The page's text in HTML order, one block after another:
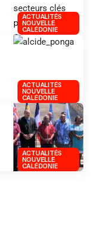
ACTUALITÉS
NOUVELLE
CALÉDONIE
ACTUALITÉS
NOUVELLE
CALÉDONIE
ACTUALITÉS
NOUVELLE
CALÉDONIE